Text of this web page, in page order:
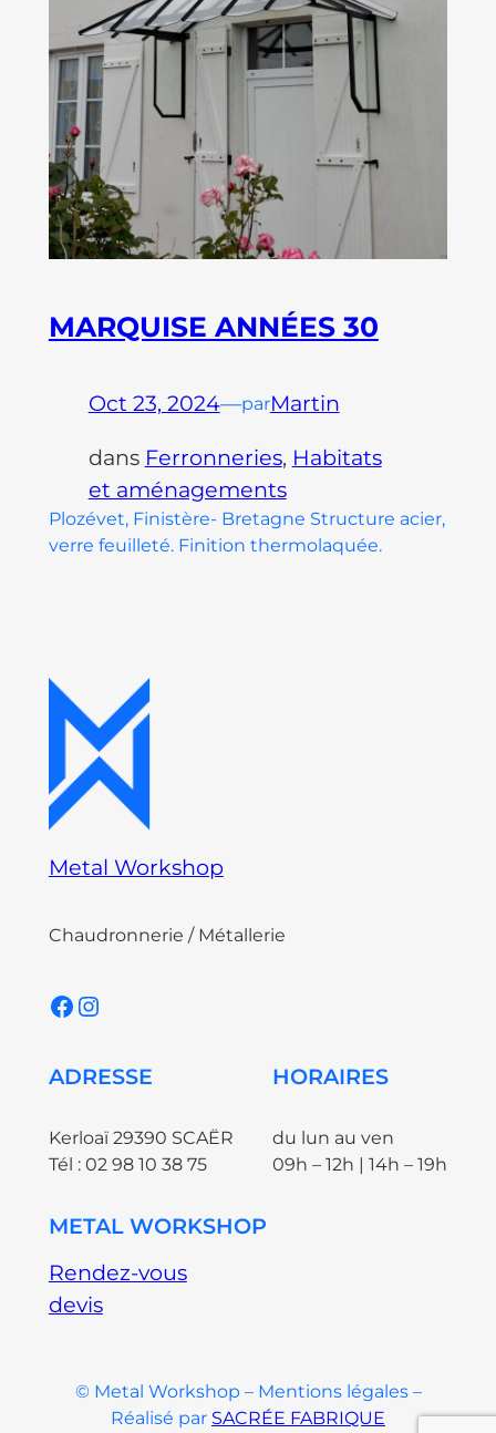
MARQUISE ANNÉES 30
Oct 23, 2024—parMartin
dans Ferronneries, Habitats
et aménagements
Plozévet, Finistère- Bretagne Structure acier,
verre feuilleté. Finition thermolaquée.
Metal Workshop
Chaudronnerie / Métallerie
Facebook Instagram
ADRESSE
Kerloaï 29390 SCAËR
Tél : 02 98 10 38 75
HORAIRES
du lun au ven
09h – 12h | 14h – 19h
METAL WORKSHOP
Rendez-vous
devis
© Metal Workshop – Mentions légales –
Réalisé par SACRÉE FABRIQUE